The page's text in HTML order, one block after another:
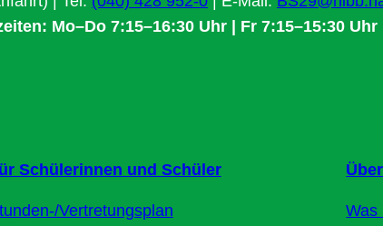
Mo–Do 7:15–16:30 Uhr | Fr 7:15–15:30 Uhr
Schülerinnen und Schüler
Vertretungsplan
Was